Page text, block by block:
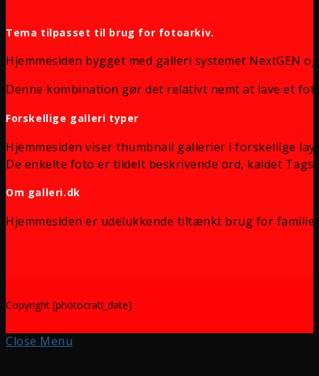
Tema tilpasset til brug for fotoarkiv.
Hjemmesiden bygget med galleri systemet NextGEN
Denne kombination gør det relativt nemt at lave et
Forskellige galleri typer
Hjemmesiden viser thumbnail gallerier i forskellige
De enkelte foto er tildelt beskrivende ord, kaldet
Om galleri.dk
Hjemmesiden er udelukkende tiltænkt brug for
Copyright [photocrati_date]
Close Menu